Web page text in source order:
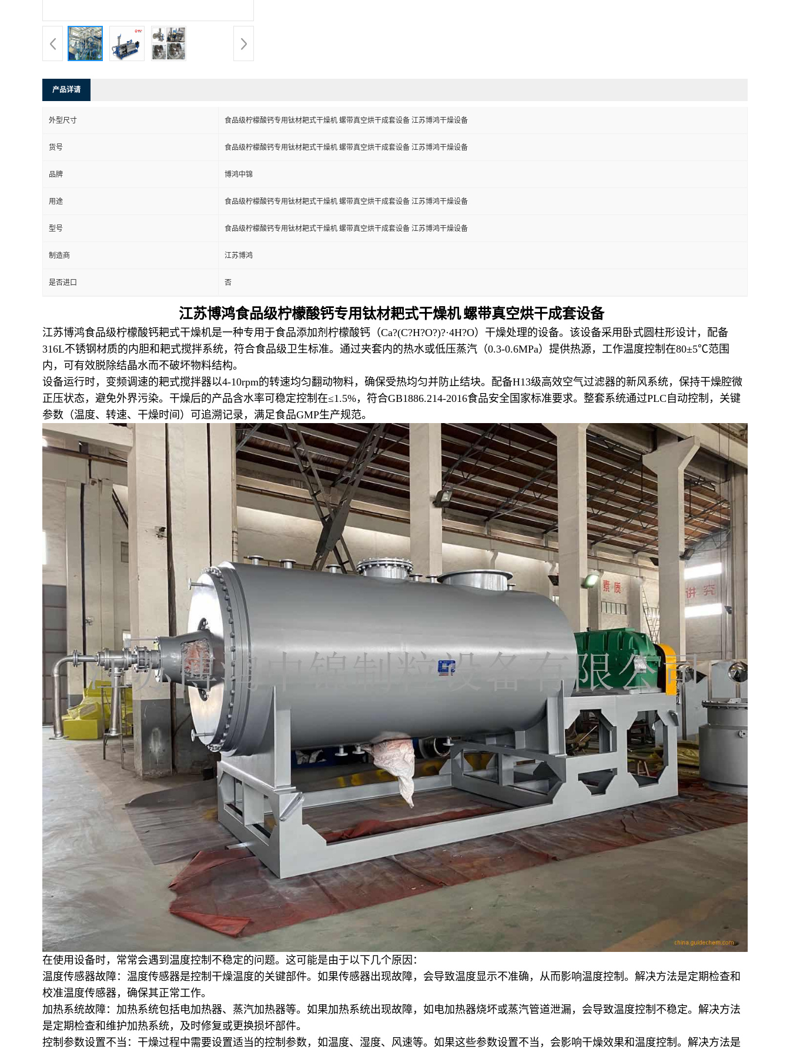
产品详请
外型尺寸 食品级柠檬酸钙专用钛材耙式干燥机 螺带真空烘干成套设备 江苏博鸿干燥设备
货号 食品级柠檬酸钙专用钛材耙式干燥机 螺带真空烘干成套设备 江苏博鸿干燥设备
品牌 博鸿中锦
用途 食品级柠檬酸钙专用钛材耙式干燥机 螺带真空烘干成套设备 江苏博鸿干燥设备
型号 食品级柠檬酸钙专用钛材耙式干燥机 螺带真空烘干成套设备 江苏博鸿干燥设备
制造商 江苏博鸿
是否进口 否
江苏博鸿食品级柠檬酸钙专用钛材耙式干燥机螺带真空烘干成套设备
江苏博鸿食品级柠檬酸钙耙式干燥机是一种专用于食品添加剂柠檬酸钙（Ca?(C?H?O?)?·4H?O）干燥处理的设备。该设备采用卧式圆柱形设计，配备
316L不锈钢材质的内胆和耙式搅拌系统，符合食品级卫生标准。通过夹套内的热水或低压蒸汽（0.3-0.6MPa）提供热源，工作温度控制在80±5℃范围
内，可有效脱除结晶水而不破坏物料结构。
设备运行时，变频调速的耙式搅拌器以4-10rpm的转速均匀翻动物料，确保受热均匀并防止结块。配备H13级高效空气过滤器的新风系统，保持干燥腔微
正压状态，避免外界污染。干燥后的产品含水率可稳定控制在≤1.5%，符合GB1886.214-2016食品安全国家标准要求。整套系统通过PLC自动控制，关键
参数（温度、转速、干燥时间）可追溯记录，满足食品GMP生产规范。
在使用设备时，常常会遇到温度控制不稳定的问题。这可能是由于以下几个原因：
温度传感器故障：温度传感器是控制干燥温度的关键部件。如果传感器出现故障，会导致温度显示不准确，从而影响温度控制。解决方法是定期检查和
校准温度传感器，确保其正常工作。
加热系统故障：加热系统包括电加热器、蒸汽加热器等。如果加热系统出现故障，如电加热器烧坏或蒸汽管道泄漏，会导致温度控制不稳定。解决方法
是定期检查和维护加热系统，及时修复或更换损坏部件。
控制参数设置不当：干燥过程中需要设置适当的控制参数，如温度、湿度、风速等。如果这些参数设置不当，会影响干燥效果和温度控制。解决方法是